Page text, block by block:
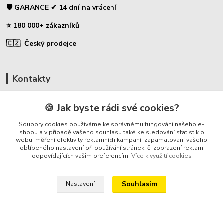
🛡️ GARANCE ✔ 14 dní na vrácení
⭐ 180 000+ zákazníků
🇨🇿 Český prodejce
Kontakty
🛡️ Zákaznická podpora
📞 728 007 997
⏰ Po-Pá - 7:00 - 13:30
info@repulse.cz
🍪 Jak byste rádi své cookies?
Soubory cookies používáme ke správnému fungování našeho e-
shopu a v případě vašeho souhlasu také ke sledování statistik o
webu, měření efektivity reklamních kampaní, zapamatování vašeho
oblíbeného nastavení při používání stránek, či zobrazení reklam
odpovídajících vašim preferencím. Více k využití cookies
Nastavení Souhlasím